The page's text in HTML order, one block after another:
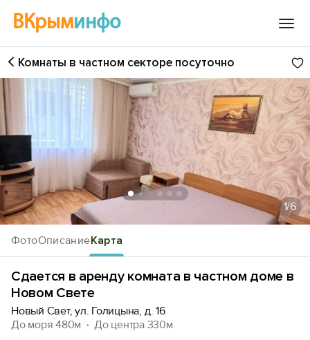
ВКрыминфо
Войти
Избранное
История просмотра
Добавить свой объект
ФотоОписаниеКарта
Комнаты в частном секторе посуточно
1/6
Сдается в аренду комната в частном доме в
Новом Свете
Новый Свет, ул. Голицына, д. 16
До моря 480м
До центра 330м